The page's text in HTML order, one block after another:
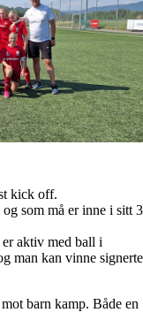
kick off.
som må er inne i sitt 3
aktiv med ball i
man kan vinne signerte
barn kamp. Både en